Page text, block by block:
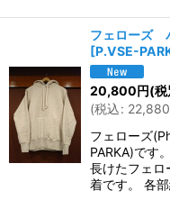
フェローズ
[P.VSE-
20,800円(税
(税込: 22,880
フェローズ
PARKA)です
長けたフェロ
着です。 各